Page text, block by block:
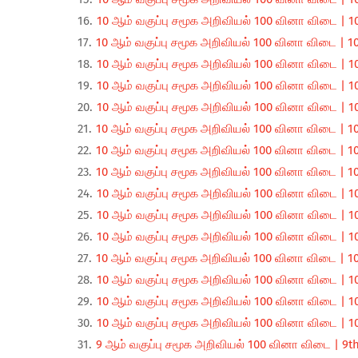
10 ஆம் வகுப்பு சமூக அறிவியல் 100 வினா விடை |
10 ஆம் வகுப்பு சமூக அறிவியல் 100 வினா விடை |
10 ஆம் வகுப்பு சமூக அறிவியல் 100 வினா விடை |
10 ஆம் வகுப்பு சமூக அறிவியல் 100 வினா விடை |
10 ஆம் வகுப்பு சமூக அறிவியல் 100 வினா விடை |
10 ஆம் வகுப்பு சமூக அறிவியல் 100 வினா விடை |
10 ஆம் வகுப்பு சமூக அறிவியல் 100 வினா விடை |
10 ஆம் வகுப்பு சமூக அறிவியல் 100 வினா விடை |
10 ஆம் வகுப்பு சமூக அறிவியல் 100 வினா விடை |
10 ஆம் வகுப்பு சமூக அறிவியல் 100 வினா விடை |
10 ஆம் வகுப்பு சமூக அறிவியல் 100 வினா விடை |
10 ஆம் வகுப்பு சமூக அறிவியல் 100 வினா விடை |
10 ஆம் வகுப்பு சமூக அறிவியல் 100 வினா விடை |
10 ஆம் வகுப்பு சமூக அறிவியல் 100 வினா விடை |
10 ஆம் வகுப்பு சமூக அறிவியல் 100 வினா விடை |
9 ஆம் வகுப்பு சமூக அறிவியல் 100 வினா விடை |